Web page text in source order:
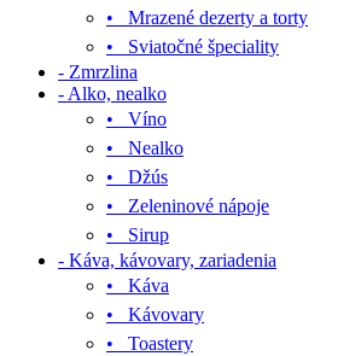
• Mrazené dezerty a torty
• Sviatočné špeciality
- Zmrzlina
- Alko, nealko
• Víno
• Nealko
• Džús
• Zeleninové nápoje
• Sirup
- Káva, kávovary, zariadenia
• Káva
• Kávovary
• Toastery